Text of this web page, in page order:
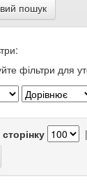
пошук
фільтри для
|